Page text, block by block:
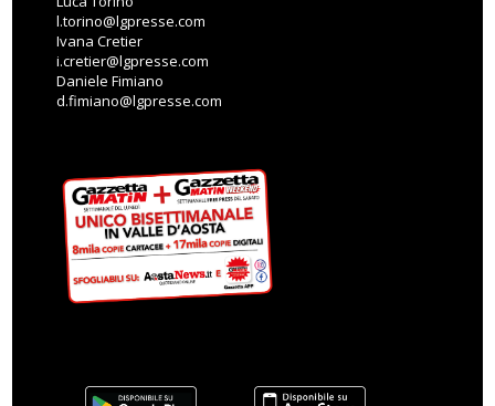
l.torino@lgpresse.com
Ivana Cretier
i.cretier@lgpresse.com
Daniele Fimiano
d.fimiano@lgpresse.com